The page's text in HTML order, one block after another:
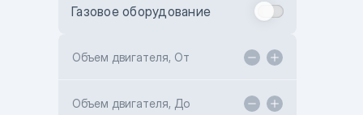
Toyota Kokshetau
Hyundai ShymCity
Газовое оборудование
Объем двигателя, От
Объем двигателя, До